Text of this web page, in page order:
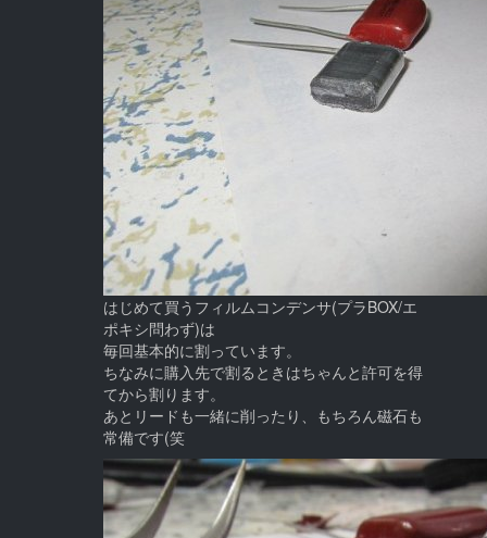
はじめて買うフィルムコンデンサ(プラBOX/エ
ポキシ問わず)は
毎回基本的に割っています。
ちなみに購入先で割るときはちゃんと許可を得
てから割ります。
あとリードも一緒に削ったり、もちろん磁石も
常備です(笑